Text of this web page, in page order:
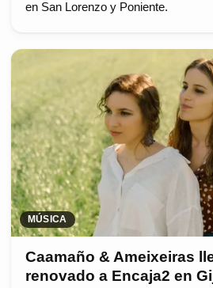
en San Lorenzo y Poniente.
MÚSICA
Caamaño & Ameixeiras
renovado a Encaja2 en